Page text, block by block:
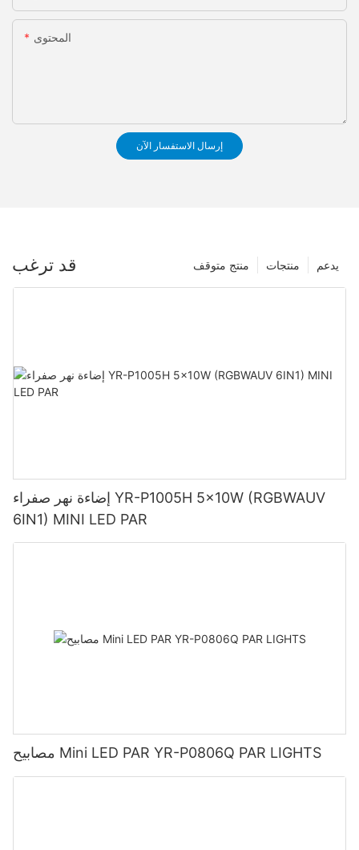
المحتوى
إرسال الاستفسار الآن
قد ترغب يدعم منتجات منتج متوقف
إضاءة نهر صفراء YR-P1005H 5x10W (RGBWAUV
6IN1) MINI LED PAR
مصابيح Mini LED PAR YR-P0806Q PAR LIGHTS